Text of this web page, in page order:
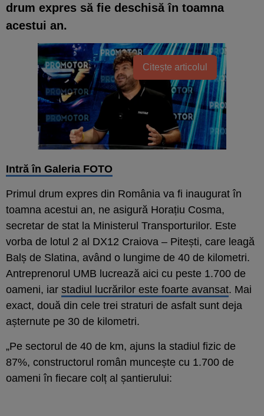
drum expres să fie deschisă în toamna
acestui an.
Citește articolul
Intră în Galeria FOTO
Primul drum expres din România va fi inaugurat în
toamna acestui an, ne asigură Horațiu Cosma,
secretar de stat la Ministerul Transporturilor. Este
vorba de lotul 2 al DX12 Craiova – Pitești, care leagă
Balș de Slatina, având o lungime de 40 de kilometri.
Antreprenorul UMB lucrează aici cu peste 1.700 de
oameni, iar stadiul lucrărilor este foarte avansat. Mai
exact, două din cele trei straturi de asfalt sunt deja
așternute pe 30 de kilometri.
„Pe sectorul de 40 de km, ajuns la stadiul fizic de
87%, constructorul român muncește cu 1.700 de
oameni în fiecare colț al șantierului: